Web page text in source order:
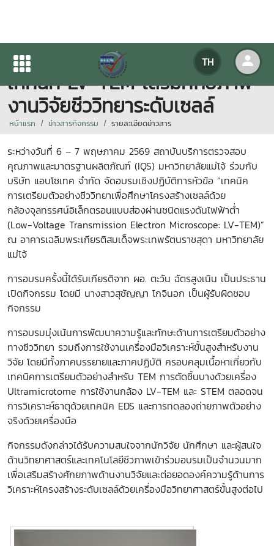
TH
IQS จัดอบรมเชิงปฏิบัติการด้าน
เทคนิค LV-TEM เสริมศักยภาพ
งานวิจัยชีววิทยาระดับเซลล์
หน้าแรก ข่าวสารกิจกรรม รายละเอียดข่าวสาร
ระหว่างวันที่ 6 – 7 พฤษภาคม 2569 สถาบันบริการตรวจสอบ
คุณภาพและมาตรฐานผลิตภัณฑ์ (IQS) มหาวิทยาลัยแม่โจ้ ร่วมกับ
บริษัท แอบโซเทค จำกัด จัดอบรมเชิงปฏิบัติการหัวข้อ “เทคนิค
การเตรียมตัวอย่างชีววิทยาเพื่อศึกษาโครงสร้างเซลล์ด้วย
กล้องจุลทรรศน์อิเล็กตรอนแบบส่องผ่านชนิดแรงดันไฟฟ้าต่ำ
(Low-Voltage Transmission Electron Microscope: LV-TEM)”
ณ อาคารเฉลิมพระเกียรติสมเด็จพระเทพรัตนราชสุดา มหาวิทยาลัย
แม่โจ้
การอบรมครั้งนี้ได้รับเกียรติจาก ผอ. ตะวัน ฉัตรสูงเนิน เป็นประธาน
เปิดกิจกรรม โดยมี นางสาวสุชัญญา โกจินอก เป็นผู้รับผิดชอบ
กิจกรรม
การอบรมมุ่งเน้นการพัฒนาความรู้และทักษะด้านการเตรียมตัวอย่าง
ทางชีววิทยา รวมถึงการใช้งานเครื่องมือวิเคราะห์ขั้นสูงสำหรับงาน
วิจัย โดยมีทั้งภาคบรรยายและภาคปฏิบัติ ครอบคลุมเนื้อหาเกี่ยวกับ
เทคนิคการเตรียมตัวอย่างสำหรับ TEM การตัดชิ้นบางด้วยเครื่อง
Ultramicrotome การใช้งานกล้อง LV-TEM และ STEM ตลอดจน
การวิเคราะห์ธาตุด้วยเทคนิค EDS และการทดลองถ่ายภาพตัวอย่าง
จริงด้วยเครื่องมือ
กิจกรรมดังกล่าวได้รับความสนใจจากนักวิจัย นักศึกษา และผู้สนใจ
ด้านวิทยาศาสตร์และเทคโนโลยีชีวภาพเข้าร่วมอบรมเป็นจำนวนมาก
เพื่อเสริมสร้างศักยภาพด้านงานวิจัยและต่อยอดองค์ความรู้ด้านการ
วิเคราะห์โครงสร้างระดับเซลล์ด้วยเครื่องมือวิทยาศาสตร์ขั้นสูงต่อไป